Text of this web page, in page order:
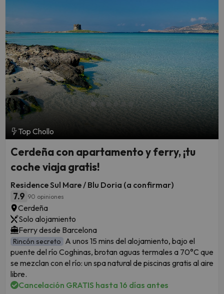
Top Chollo
Cerdeña con apartamento y ferry, ¡tu
coche viaja gratis!
Residence Sul Mare / Blu Doria (a confirmar)
7.9 90 opiniones
Cerdeña
Solo alojamiento
Ferry desde Barcelona
Rincón secreto A unos 15 mins del alojamiento, bajo el
puente del río Coghinas, brotan aguas termales a 70°C que
se mezclan con el río: un spa natural de piscinas gratis al aire
libre.
Cancelación GRATIS hasta 16 días antes